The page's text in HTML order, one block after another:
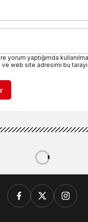
yorum yaptığımda
web site adresimi bu